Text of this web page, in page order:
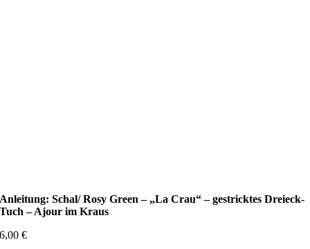
Anleitung: Schal/ Rosy Green – „La Crau“ – gestricktes Dreieck-
Tuch – Ajour im Kraus
6,00€